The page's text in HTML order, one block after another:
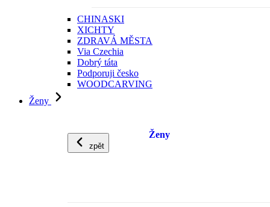
CHINASKI
XICHTY
ZDRAVÁ MĚSTA
Via Czechia
Dobrý táta
Podporuji česko
WOODCARVING
Ženy
zpět
Ženy